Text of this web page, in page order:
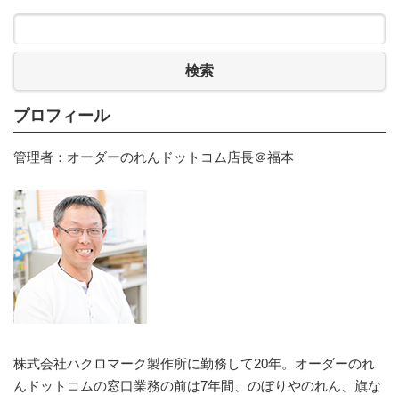
検索
プロフィール
管理者：オーダーのれんドットコム店長＠福本
株式会社ハクロマーク製作所に勤務して20年。オーダーのれ
んドットコムの窓口業務の前は7年間、のぼりやのれん、旗な